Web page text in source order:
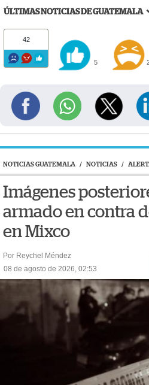
ÚLTIMAS NOTICIAS DE GUATEMALA
42
5
NOTICIAS GUATEMALA / NOTICIAS /
Imágenes
armado en contra
en Mixco
Por Reychel Méndez
08 de agosto de 2026, 02:53